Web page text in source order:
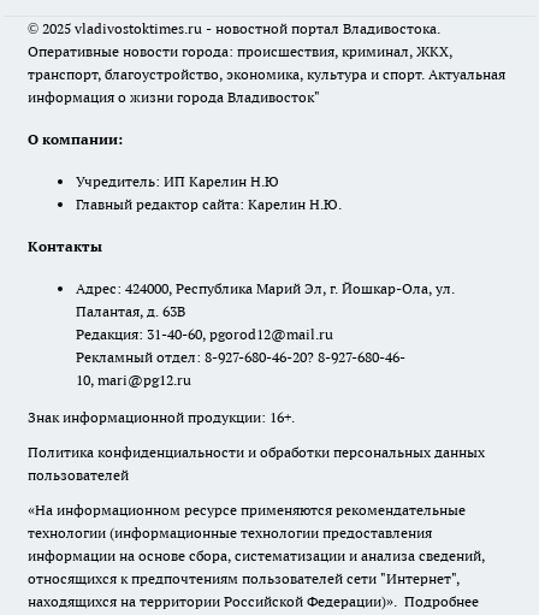
© 2025 vladivostoktimes.ru - новостной портал Владивостока.
Оперативные новости города: происшествия, криминал, ЖКХ,
транспорт, благоустройство, экономика, культура и спорт. Актуальная
информация о жизни города Владивосток"
О компании:
Учредитель: ИП Карелин Н.Ю
Главный редактор сайта: Карелин Н.Ю.
Контакты
Адрес: 424000, Республика Марий Эл, г. Йошкар-Ола, ул.
Палантая, д. 63В
Редакция: 31-40-60, pgorod12@mail.ru
Рекламный отдел: 8-927-680-46-20? 8-927-680-46-
10, mari@pg12.ru
Знак информационной продукции: 16+.
Политика конфиденциальности и обработки персональных данных
пользователей
«На информационном ресурсе применяются рекомендательные
технологии (информационные технологии предоставления
информации на основе сбора, систематизации и анализа сведений,
относящихся к предпочтениям пользователей сети "Интернет",
находящихся на территории Российской Федерации)». Подробнее